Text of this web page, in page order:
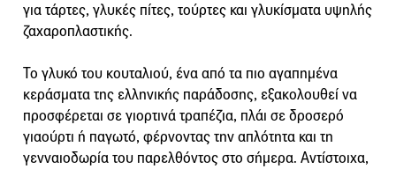
για τάρτες, γλυκές πίτες, τούρτες και γλυκίσματα υψηλής
ζαχαροπλαστικής.
Το γλυκό του κουταλιού, ένα από τα πιο αγαπημένα
κεράσματα της ελληνικής παράδοσης, εξακολουθεί να
προσφέρεται σε γιορτινά τραπέζια, πλάι σε δροσερό
γιαούρτι ή παγωτό, φέρνοντας την απλότητα και τη
γενναιοδωρία του παρελθόντος στο σήμερα. Αντίστοιχα,